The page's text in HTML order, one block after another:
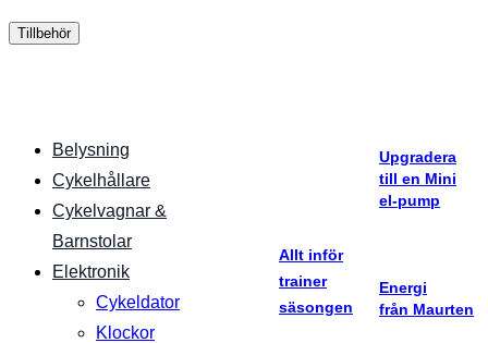
Tillbehör
Belysning
Cykelhållare
Cykelvagnar &
Barnstolar
Elektronik
Cykeldator
Klockor
Allt inför
trainer
säsongen
Upgradera
till en Mini
el-pump
Energi
från Maurten